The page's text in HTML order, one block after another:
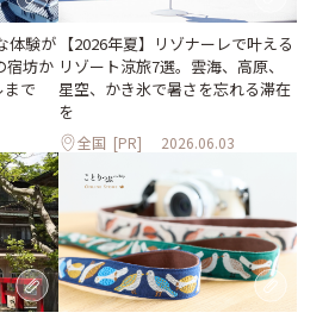
体験が
宿坊か
まで
【2026年夏】リゾナーレで叶える
リゾート涼旅7選。雲海、高原、
星空、かき氷で暑さを忘れる滞在
を
全国 [PR] 2026.06.03